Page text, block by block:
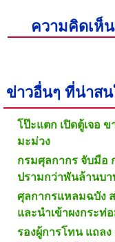
ความคิดเห็น
ข่าวอื่นๆ ที่น่าสน
โป๊ะแตก เปิดตู้เจอ
มะม่วง
กรมศุลกากร จับมือ
ปรามกว่าพันล้านบา
ศุลกากรแหลมฉบัง
และนำเข้าผงกระท่
รองผู้การโทน แถล